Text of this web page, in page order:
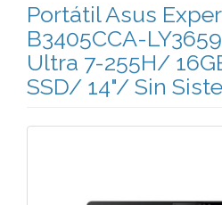
Portátil Asus
B3405CCA-
Ultra 7-255H/
SSD/ 14"/ Sin